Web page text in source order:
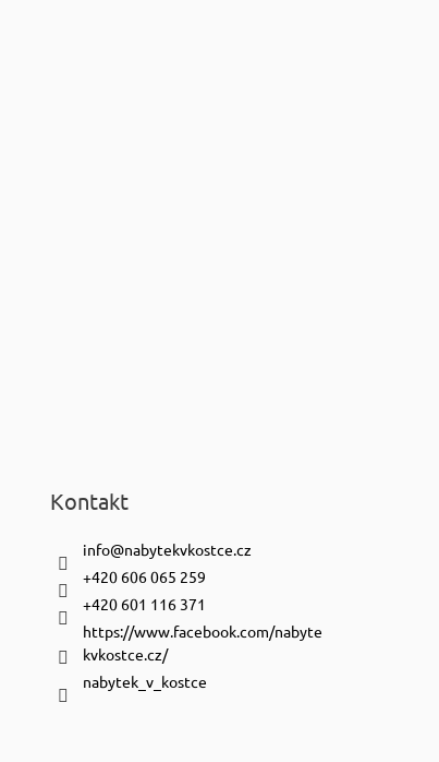
Kontakt
info@nabytekvkostce.cz
+420 606 065 259
+420 601 116 371
https://www.facebook.com/nabyte
kvkostce.cz/
nabytek_v_kostce